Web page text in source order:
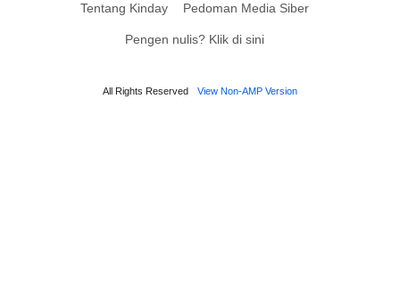
Tentang Kinday Pedoman Media Siber
Pengen nulis? Klik di sini
All Rights Reserved View Non-AMP Version